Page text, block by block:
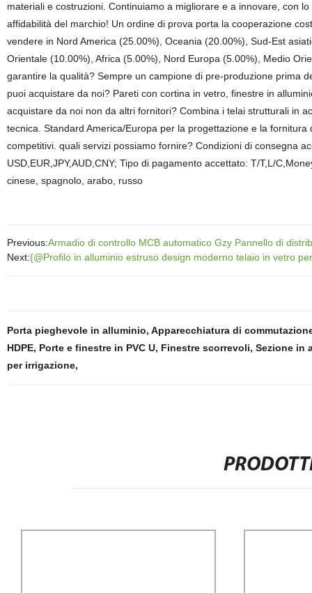
materiali e costruzioni. Continuiamo a migliorare e a innovare, con
affidabilità del marchio! Un ordine di prova porta la cooperazione
vendere in Nord America (25.00%), Oceania (20.00%), Sud-Est
Orientale (10.00%), Africa (5.00%), Nord Europa (5.00%), Medio
garantire la qualità? Sempre un campione di pre-produzione prima
puoi acquistare da noi? Pareti con cortina in vetro, finestre in
acquistare da noi non da altri fornitori? Combina i telai strutturali in
tecnica. Standard America/Europa per la progettazione e la
competitivi. quali servizi possiamo fornire? Condizioni di consegna
USD,EUR,JPY,AUD,CNY; Tipo di pagamento accettato: T/T,L/
cinese, spagnolo, arabo, russo
Previous:Armadio di controllo MCB automatico Gzy Pannello di
Next:{@Profilo in alluminio estruso design moderno telaio in vetro
Porta pieghevole in alluminio, Apparecchiatura di
HDPE, Porte e finestre in PVC U, Finestre scorrevoli, Sezione in
per irrigazione,